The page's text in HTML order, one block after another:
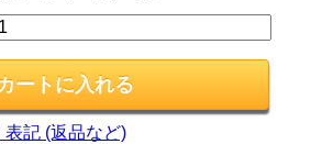
記 (返品など)